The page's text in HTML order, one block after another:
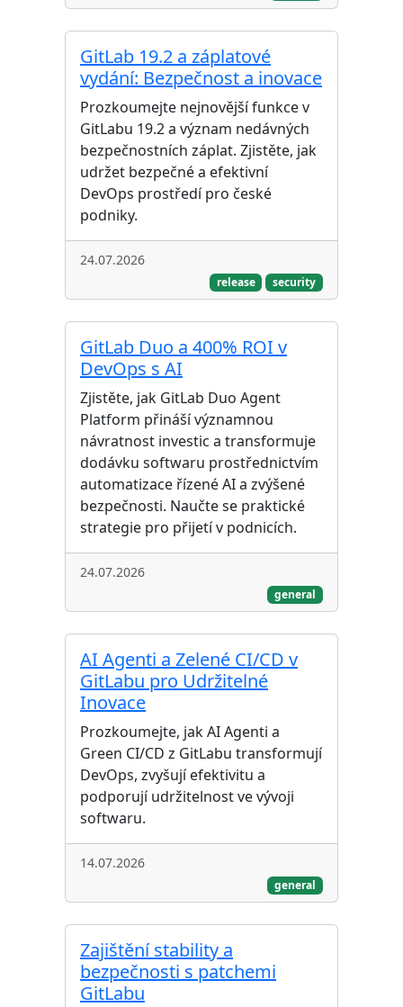
GitLab 19.2 a záplatové
vydání: Bezpečnost a inovace
Prozkoumejte nejnovější funkce v
GitLabu 19.2 a význam nedávných
bezpečnostních záplat. Zjistěte, jak
udržet bezpečné a efektivní
DevOps prostředí pro české
podniky.
24.07.2026
release security
GitLab Duo a 400% ROI v
DevOps s AI
Zjistěte, jak GitLab Duo Agent
Platform přináší významnou
návratnost investic a transformuje
dodávku softwaru prostřednictvím
automatizace řízené AI a zvýšené
bezpečnosti. Naučte se praktické
strategie pro přijetí v podnicích.
24.07.2026
general
AI Agenti a Zelené CI/CD v
GitLabu pro Udržitelné
Inovace
Prozkoumejte, jak AI Agenti a
Green CI/CD z GitLabu transformují
DevOps, zvyšují efektivitu a
podporují udržitelnost ve vývoji
softwaru.
14.07.2026
general
Zajištění stability a
bezpečnosti s patchemi
GitLabu